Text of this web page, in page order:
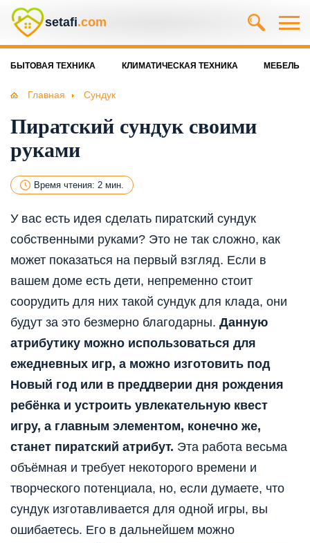
setafi.com
БЫТОВАЯ ТЕХНИКА КЛИМАТИЧЕСКАЯ ТЕХНИКА МЕБЕЛЬ
Главная Сундук
Пиратский сундук своими
руками
Время чтения: 2 мин.
У вас есть идея сделать пиратский сундук
собственными руками? Это не так сложно, как
может показаться на первый взгляд. Если в
вашем доме есть дети, непременно стоит
соорудить для них такой сундук для клада, они
будут за это безмерно благодарны. Данную
атрибутику можно использоваться для
ежедневных игр, а можно изготовить под
Новый год или в преддверии дня рождения
ребёнка и устроить увлекательную квест
игру, а главным элементом, конечно же,
станет пиратский атрибут. Эта работа весьма
объёмная и требует некоторого времени и
творческого потенциала, но, если думаете, что
сундук изготавливается для одной игры, вы
ошибаетесь. Его в дальнейшем можно